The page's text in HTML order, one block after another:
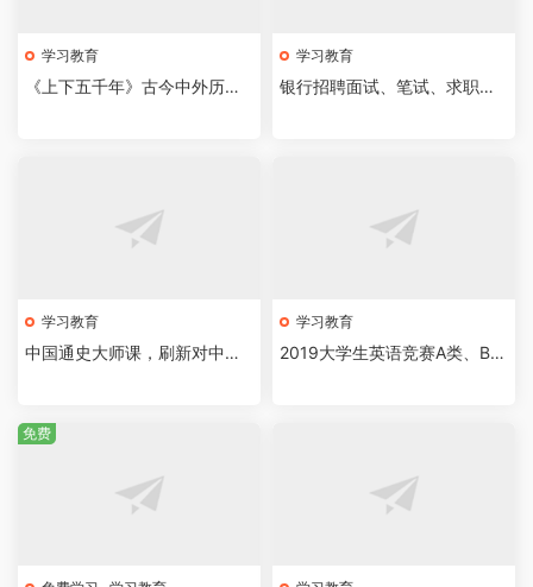
学习教育
《上下五千年》古今中外历史
学习教育
银行招聘面试、笔试、求职大
学习教育
中国通史大师课，刷新对中国
学习教育
2019大学生英语竞赛A类、B
免费